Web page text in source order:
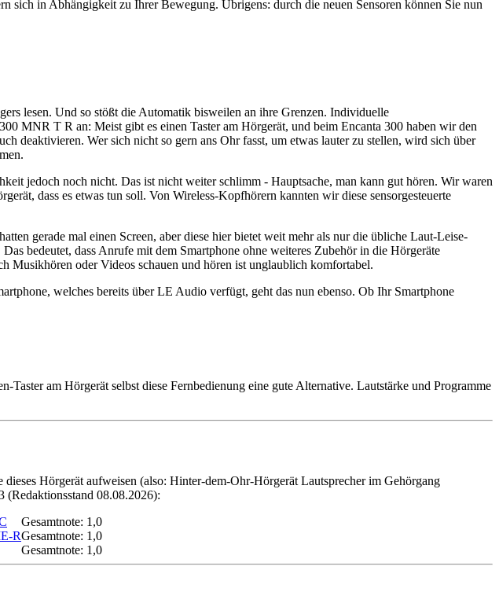
sich in Abhängigkeit zu Ihrer Bewegung. Übrigens: durch die neuen Sensoren können Sie nun
lesen. Und so stößt die Automatik bisweilen an ihre Grenzen. Individuelle
MNR T R an: Meist gibt es einen Taster am Hörgerät, und beim Encanta 300 haben wir den
deaktivieren. Wer sich nicht so gern ans Ohr fasst, um etwas lauter zu stellen, wird sich über
jedoch noch nicht. Das ist nicht weiter schlimm - Hauptsache, man kann gut hören. Wir waren
dass es etwas tun soll. Von Wireless-Kopfhörern kannten wir diese sensorgesteuerte
gerade mal einen Screen, aber diese hier bietet weit mehr als nur die übliche Laut-Leise-
bedeutet, dass Anrufe mit dem Smartphone ohne weiteres Zubehör in die Hörgeräte
Musikhören oder Videos schauen und hören ist unglaublich komfortabel.
welches bereits über LE Audio verfügt, geht das nun ebenso. Ob Ihr Smartphone
am Hörgerät selbst diese Fernbedienung eine gute Alternative. Lautstärke und Programme
Hörgerät aufweisen (also: Hinter-dem-Ohr-Hörgerät Lautsprecher im Gehörgang
08.08.2026):
Gesamtnote: 1,0
RGesamtnote: 1,0
Gesamtnote: 1,0